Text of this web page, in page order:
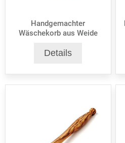
Handgemachter
Wäschekorb aus Weide
Details